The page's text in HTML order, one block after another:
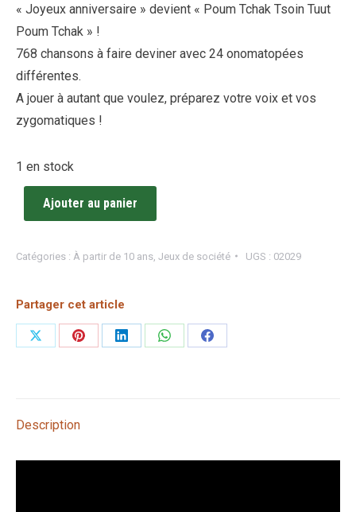
« Joyeux anniversaire » devient « Poum Tchak Tsoin Tuut
Poum Tchak » !
768 chansons à faire deviner avec 24 onomatopées
différentes.
A jouer à autant que voulez, préparez votre voix et vos
zygomatiques !
1 en stock
Ajouter au panier
Catégories : À partir de 10 ans Jeux de société UGS : 02029
Partager cet article
PartagerPartagerPartagerPartagerPartager
Description